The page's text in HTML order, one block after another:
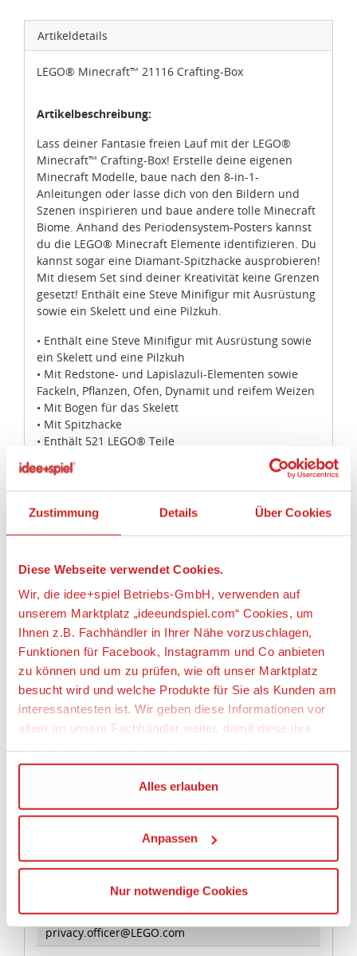
Zustimmung Details Über Cookies
Diese Webseite verwendet Cookies.
Wir, die idee+spiel Betriebs-GmbH, verwenden auf
unserem Marktplatz „ideeundspiel.com“ Cookies, um
Ihnen z.B. Fachhändler in Ihrer Nähe vorzuschlagen,
Funktionen für Facebook, Instagramm und Co anbieten
zu können und um zu prüfen, wie oft unser Marktplatz
besucht wird und welche Produkte für Sie als Kunden am
interessantesten ist. Wir geben diese Informationen vor
allem an unsere Fachhändler weiter, damit diese ihre
Wir verwenden den Google Tag Manager um weitere
Dienste einzubinden.
Wenn Sie auf „Alles erlauben“, klicken, werden ein Teil
Ihrer personenbezogener Daten in die USA übertragen.
Die USA ist ein Drittland, dass nicht von einem
Kommission erfasst wird, und daher kein angemessenes
Alles erlauben
Anpassen
Nur notwendige Cookies
Artikeldetails
LEGO® Minecraft™ 21116 Crafting-Box
Artikelbeschreibung:
Lass deiner Fantasie freien Lauf mit der LEGO®
Minecraft™ Crafting-Box! Erstelle deine eigenen
Minecraft Modelle, baue nach den 8-in-1-
Anleitungen oder lasse dich von den Bildern und
Szenen inspirieren und baue andere tolle Minecraft
Biome. Anhand des Periodensystem-Posters kannst
du die LEGO® Minecraft Elemente identifizieren. Du
kannst sogar eine Diamant-Spitzhacke ausprobieren!
Mit diesem Set sind deiner Kreativität keine Grenzen
gesetzt! Enthält eine Steve Minifigur mit Ausrüstung
sowie ein Skelett und eine Pilzkuh.
• Enthält eine Steve Minifigur mit Ausrüstung sowie
ein Skelett und eine Pilzkuh
• Mit Redstone- und Lapislazuli-Elementen sowie
Fackeln, Pflanzen, Ofen, Dynamit und reifem Weizen
• Mit Bogen für das Skelett
• Mit Spitzhacke
• Enthält 521 LEGO® Teile
• Lass deiner Fantasie freien Lauf!
• Baue deine eigenen LEGO® Minecraft™
Kreationen!
• Mit Periodensystem-Poster!
• Das ideale Geschenk für alle Fans von LEGO® und
von Minecraft™
immer wieder neu oder lasse dich von den Bildern
und Szenen inspirieren und erlebe neue LEGO®
Minecraft™ Abenteuer
• 10 cm hoch, 31 cm breit und 22 cm tief
• Erschaffe in Kombination mit anderen Biomen der
Serie deine eigene LEGO® Minecraft™ Welt
Artikeleigenschaften:
Anzahl Teile
518
Angaben zur Produktsicherheit:
LEGO System A/S, Aastvej 1, 7190 Billund,
Dänemark, https://www.lego.com,
privacy.officer@LEGO.com